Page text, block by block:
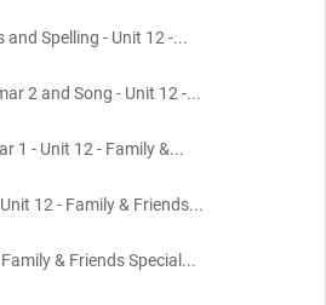
and Spelling - Unit 12 -...
2 and Song - Unit 12 -...
1 - Unit 12 - Family &...
12 - Family & Friends...
& Friends Special...